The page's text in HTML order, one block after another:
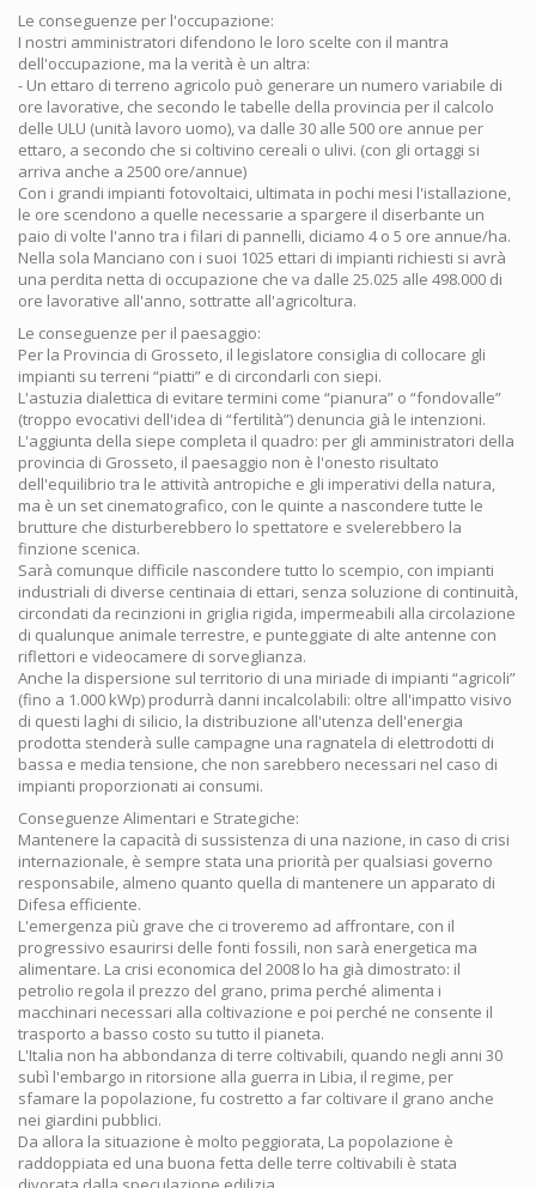
Le conseguenze per l'occupazione:
I nostri amministratori difendono le loro scelte con il mantra
dell'occupazione, ma la verità è un altra:
- Un ettaro di terreno agricolo può generare un numero variabile di
ore lavorative, che secondo le tabelle della provincia per il calcolo
delle ULU (unità lavoro uomo), va dalle 30 alle 500 ore annue per
ettaro, a secondo che si coltivino cereali o ulivi. (con gli ortaggi si
arriva anche a 2500 ore/annue)
Con i grandi impianti fotovoltaici, ultimata in pochi mesi l'istallazione,
le ore scendono a quelle necessarie a spargere il diserbante un
paio di volte l'anno tra i filari di pannelli, diciamo 4 o 5 ore annue/ha.
Nella sola Manciano con i suoi 1025 ettari di impianti richiesti si avrà
una perdita netta di occupazione che va dalle 25.025 alle 498.000 di
ore lavorative all'anno, sottratte all'agricoltura.
Le conseguenze per il paesaggio:
Per la Provincia di Grosseto, il legislatore consiglia di collocare gli
impianti su terreni “piatti” e di circondarli con siepi.
L'astuzia dialettica di evitare termini come “pianura” o “fondovalle”
(troppo evocativi dell'idea di “fertilità”) denuncia già le intenzioni.
L'aggiunta della siepe completa il quadro: per gli amministratori della
provincia di Grosseto, il paesaggio non è l'onesto risultato
dell'equilibrio tra le attività antropiche e gli imperativi della natura,
ma è un set cinematografico, con le quinte a nascondere tutte le
brutture che disturberebbero lo spettatore e svelerebbero la
finzione scenica.
Sarà comunque difficile nascondere tutto lo scempio, con impianti
industriali di diverse centinaia di ettari, senza soluzione di continuità,
circondati da recinzioni in griglia rigida, impermeabili alla circolazione
di qualunque animale terrestre, e punteggiate di alte antenne con
riflettori e videocamere di sorveglianza.
Anche la dispersione sul territorio di una miriade di impianti “agricoli”
(fino a 1.000 kWp) produrrà danni incalcolabili: oltre all'impatto visivo
di questi laghi di silicio, la distribuzione all'utenza dell'energia
prodotta stenderà sulle campagne una ragnatela di elettrodotti di
bassa e media tensione, che non sarebbero necessari nel caso di
impianti proporzionati ai consumi.
Conseguenze Alimentari e Strategiche:
Mantenere la capacità di sussistenza di una nazione, in caso di crisi
internazionale, è sempre stata una priorità per qualsiasi governo
responsabile, almeno quanto quella di mantenere un apparato di
Difesa efficiente.
L'emergenza più grave che ci troveremo ad affrontare, con il
progressivo esaurirsi delle fonti fossili, non sarà energetica ma
alimentare. La crisi economica del 2008 lo ha già dimostrato: il
petrolio regola il prezzo del grano, prima perché alimenta i
macchinari necessari alla coltivazione e poi perché ne consente il
trasporto a basso costo su tutto il pianeta.
L'Italia non ha abbondanza di terre coltivabili, quando negli anni 30
subì l'embargo in ritorsione alla guerra in Libia, il regime, per
sfamare la popolazione, fu costretto a far coltivare il grano anche
nei giardini pubblici.
Da allora la situazione è molto peggiorata, La popolazione è
raddoppiata ed una buona fetta delle terre coltivabili è stata